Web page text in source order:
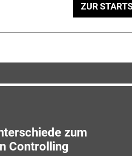
ZUR
zum
Controlling